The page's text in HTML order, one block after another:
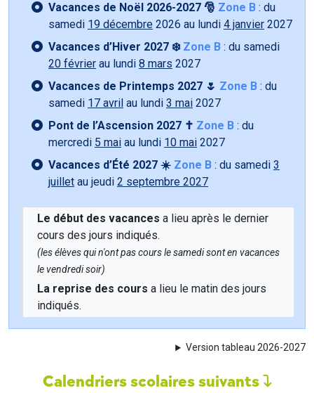
Vacances de Noël 2026-2027 🎅 Zone B : du
samedi 19 décembre 2026 au lundi 4 janvier 2027
Vacances d’Hiver 2027 ❄️ Zone B : du samedi
20 février au lundi 8 mars 2027
Vacances de Printemps 2027 🌷 Zone B : du
samedi 17 avril au lundi 3 mai 2027
Pont de l’Ascension 2027 ✝️ Zone B : du
mercredi 5 mai au lundi 10 mai 2027
Vacances d’Été 2027 ☀️ Zone B : du samedi 3
juillet au jeudi 2 septembre 2027
Le début des vacances a lieu après le dernier
cours des jours indiqués.
(les élèves qui n'ont pas cours le samedi sont en vacances
le vendredi soir)
La reprise des cours a lieu le matin des jours
indiqués.
Version tableau 2026-2027
Calendriers scolaires suivants